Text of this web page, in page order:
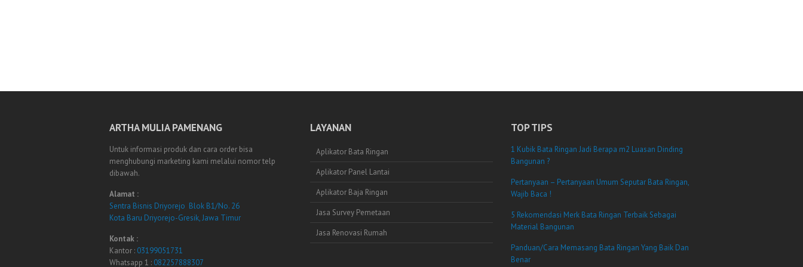
ARTHA MULIA PAMENANG
Untuk informasi produk dan cara order bisa
menghubungi marketing kami melalui nomor telp
dibawah.
Alamat :
Sentra Bisnis Driyorejo Blok B1/No. 26
Kota Baru Driyorejo-Gresik, Jawa Timur
Kontak :
Kantor : 03199051731
Whatsapp 1 : 082257888307
LAYANAN
Aplikator Bata Ringan
Aplikator Panel Lantai
Aplikator Baja Ringan
Jasa Survey Pemetaan
Jasa Renovasi Rumah
TOP TIPS
1 Kubik Bata Ringan Jadi Berapa m2 Luasan Dinding
Bangunan ?
Pertanyaan – Pertanyaan Umum Seputar Bata Ringan,
Wajib Baca !
5 Rekomendasi Merk Bata Ringan Terbaik Sebagai
Material Bangunan
Panduan/Cara Memasang Bata Ringan Yang Baik Dan
Benar